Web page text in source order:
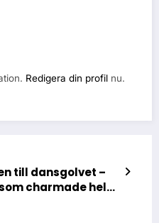
Redigera din profil nu.
till dansgolvet –
charmade hela